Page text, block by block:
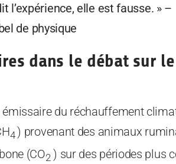
l’expérience, elle est fausse. » –
de physique
dans le débat sur le
du réchauffement
4) provenant des animaux
(CO2 ) sur des périodes plus